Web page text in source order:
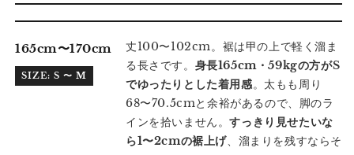
165cm〜170cm
SIZE: S 〜 M
丈100〜102cm。裾は甲の上で軽く溜ま
る長さです。 身長165cm・59kgの方がS
でゆったりとした着用感。太もも周り
68〜70.5cmと余裕があるので、脚のラ
インを拾いません。すっきり見せたいな
ら1〜2cmの裾上げ、溜まりを残すならそ